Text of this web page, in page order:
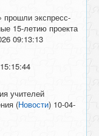
прошли экспресс-
15-летию проекта
09:13:13
учителей
(Новости) 10-04-